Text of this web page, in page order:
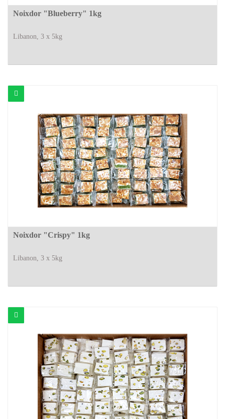
Noixdor "Blueberry" 1kg
Libanon, 3 x 5kg
Noixdor "Crispy" 1kg
Libanon, 3 x 5kg